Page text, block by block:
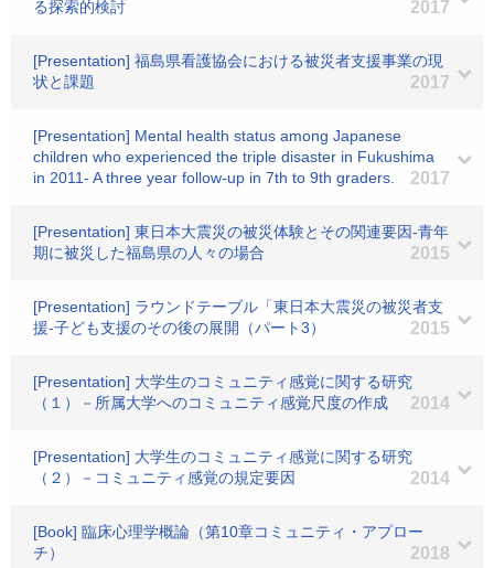
る探索的検討
2017
[Presentation] 福島県看護協会における被災者支援事業の現
状と課題
2017
[Presentation] Mental health status among Japanese
children who experienced the triple disaster in Fukushima
in 2011- A three year follow-up in 7th to 9th graders.
2017
[Presentation] 東日本大震災の被災体験とその関連要因‐青年
期に被災した福島県の人々の場合
2015
[Presentation] ラウンドテーブル「東日本大震災の被災者支
援‐子ども支援のその後の展開（パート3）
2015
[Presentation] 大学生のコミュニティ感覚に関する研究
（１）－所属大学へのコミュニティ感覚尺度の作成
2014
[Presentation] 大学生のコミュニティ感覚に関する研究
（２）－コミュニティ感覚の規定要因
2014
[Book] 臨床心理学概論（第10章コミュニティ・アプロー
チ）
2018